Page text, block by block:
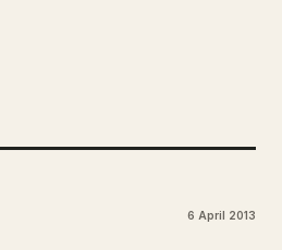
6 April 2013